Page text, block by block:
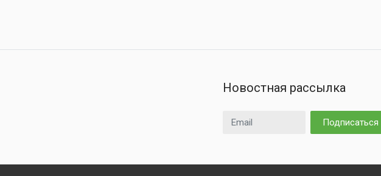
Новостная рассылка
Email адрес Подписаться